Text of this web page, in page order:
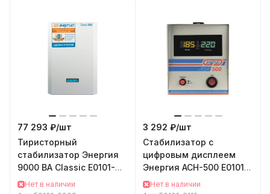
77 293 ₽/шт
Тиристорный
стабилизатор Энергия
9000 ВА Classic Е0101-
0098Нет в наличии
3 292 ₽/шт
Cтабилизатор с
цифровым дисплеем
Энергия АСН-500 Е0101-
0112Нет в наличии